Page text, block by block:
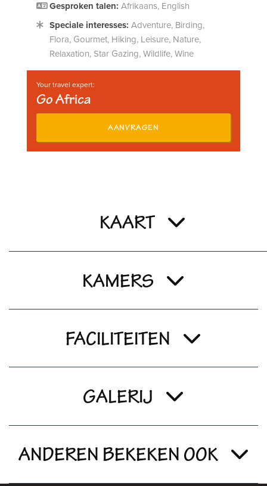
Gesproken talen: Afrikaans, English
Speciale interesses: Adventure, Birding,
Flora, Gourmet, Hiking, Leisure, Nature,
Relaxation, Star Gazing, Wildlife, Wine
Your travel expert:
Go Africa
AANVRAGEN
KAART
KAMERS
FACILITEITEN
GALERIJ
ANDEREN BEKEKEN OOK